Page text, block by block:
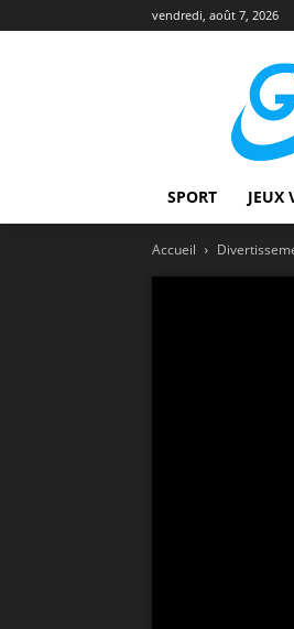
vendredi, août 7, 2026
SPORT JEUX
Accueil